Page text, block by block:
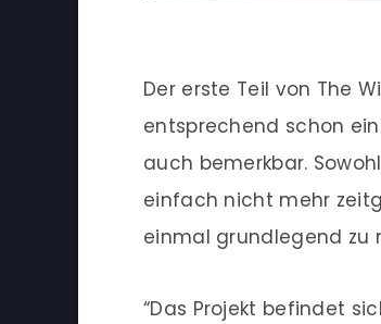
Der erste Teil von The
entsprechend schon
auch bemerkbar.
einfach nicht mehr
einmal grundlegend zu
“Das Projekt befindet